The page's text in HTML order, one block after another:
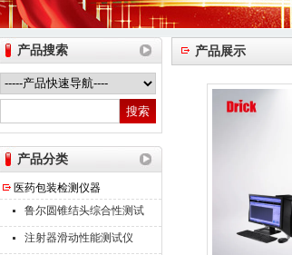
山东德瑞克仪器股份有限公司
产品搜索
产品分类
医药包装检测仪器
鲁尔圆锥结头综合性测试
仪
注射器滑动性能测试仪
产品展示